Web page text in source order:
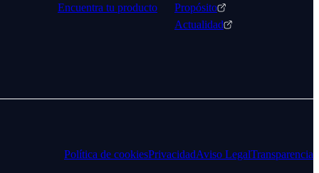
Encuentra tu producto
Propósito
Actualidad
Política de cookiesPrivacidadAviso LegalTransparencia